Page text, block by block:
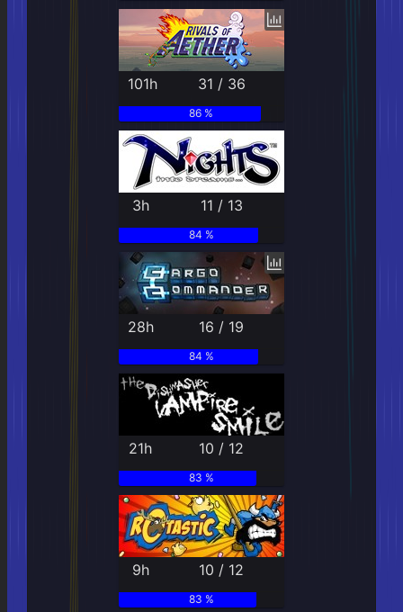
101h 31 / 36
86 %
3h 11 / 13
84 %
28h 16 / 19
84 %
21h 10 / 12
83 %
9h 10 / 12
83 %